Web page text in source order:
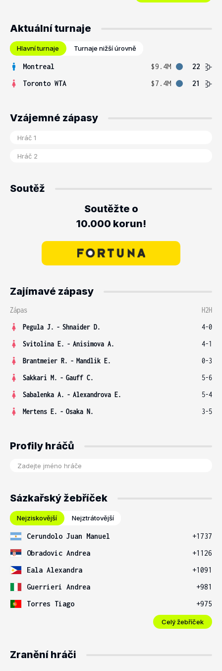
Aktuální turnaje
Hlavní turnaje Turnaje nižší úrovně
Montreal $9.4M
22
Toronto WTA
$7.4M 21
Vzájemné zápasy
Soutěž
Soutěžte o
10.000 korun!
Zajímavé zápasy
Zápas
H2H
Pegula J. - Shnaider D.
4-0
Svitolina E. - Anisimova A.
4-1
Brantmeier R. - Mandlik E.
0-3
Sakkari M. - Gauff C.
5-6
Sabalenka A. - Alexandrova E.
5-4
Mertens E. - Osaka N. 3-5
Profily hráčů
Sázkařský žebříček
Nejziskovější Nejztrátovější
Cerundolo Juan Manuel
+1737
Obradovic Andrea
+1126
Eala Alexandra
+1091
Guerrieri Andrea
+981
Torres Tiago
+975
Celý žebříček
Zranění hráči